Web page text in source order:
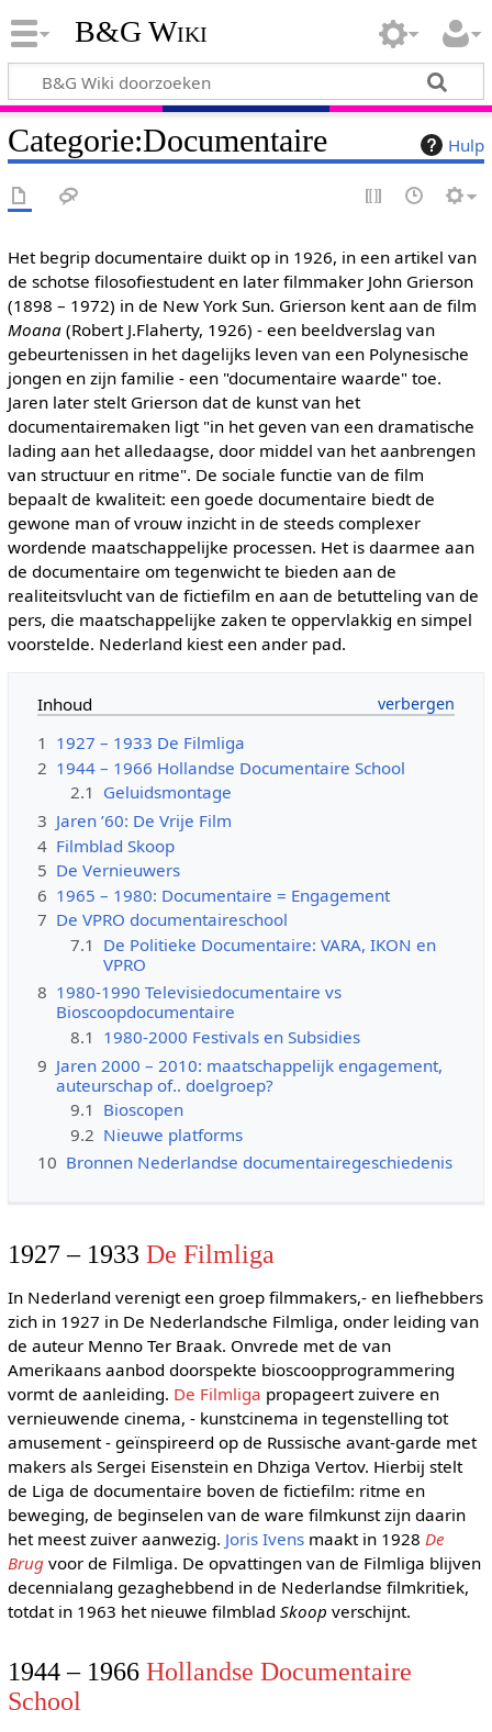
B&G Wiki
Hulp
Categorie:Documentaire
Het begrip documentaire duikt op in 1926, in een artikel van
de schotse filosofiestudent en later filmmaker John Grierson
(1898 – 1972) in de New York Sun. Grierson kent aan de film
Moana(Robert J.Flaherty, 1926) - een beeldverslag van
gebeurtenissen in het dagelijks leven van een Polynesische
jongen en zijn familie - een "documentaire waarde" toe.
Jaren later stelt Grierson dat de kunst van het
documentairemaken ligt "in het geven van een dramatische
lading aan het alledaagse, door middel van het aanbrengen
van structuur en ritme". De sociale functie van de film
bepaalt de kwaliteit: een goede documentaire biedt de
gewone man of vrouw inzicht in de steeds complexer
wordende maatschappelijke processen. Het is daarmee aan
de documentaire om tegenwicht te bieden aan de
realiteitsvlucht van de fictiefilm en aan de betutteling van de
pers, die maatschappelijke zaken te oppervlakkig en simpel
voorstelde. Nederland kiest een ander pad.
Inhoud
1 1927 – 1933 De Filmliga
2 1944 – 1966 Hollandse Documentaire School
2.1 Geluidsmontage
3 Jaren ’60: De Vrije Film
4 Filmblad Skoop
5 De Vernieuwers
6 1965 – 1980: Documentaire = Engagement
7 De VPRO documentaireschool
7.1 De Politieke Documentaire: VARA, IKON en
VPRO
8 1980-1990 Televisiedocumentaire vs
Bioscoopdocumentaire
8.1 1980-2000 Festivals en Subsidies
9 Jaren 2000 – 2010: maatschappelijk engagement,
auteurschap of.. doelgroep?
9.1 Bioscopen
9.2 Nieuwe platforms
10 Bronnen Nederlandse documentairegeschiedenis
1927 – 1933 De Filmliga
In Nederland verenigt een groep filmmakers,- en liefhebbers
zich in 1927 in De Nederlandsche Filmliga, onder leiding van
de auteur Menno Ter Braak. Onvrede met de van
Amerikaans aanbod doorspekte bioscoopprogrammering
vormt de aanleiding. De Filmliga propageert zuivere en
vernieuwende cinema, - kunstcinema in tegenstelling tot
amusement - geïnspireerd op de Russische avant-garde met
makers als Sergei Eisenstein en Dhziga Vertov. Hierbij stelt
de Liga de documentaire boven de fictiefilm: ritme en
beweging, de beginselen van de ware filmkunst zijn daarin
het meest zuiver aanwezig. Joris Ivensmaakt in 1928 De
Brugvoor de Filmliga. De opvattingen van de Filmliga blijven
decennialang gezaghebbend in de Nederlandse filmkritiek,
totdat in 1963 het nieuwe filmblad Skoop verschijnt.
1944 – 1966 Hollandse Documentaire
School